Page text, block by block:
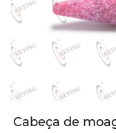
Cabeça de